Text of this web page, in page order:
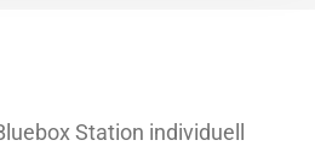
Station individuell